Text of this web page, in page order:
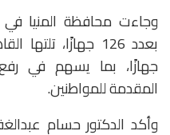
وجاءت محافظة المنيا
جهازًا، بما يسهم في
المقدمة للمواطنين.
وأكد الدكتور حسام